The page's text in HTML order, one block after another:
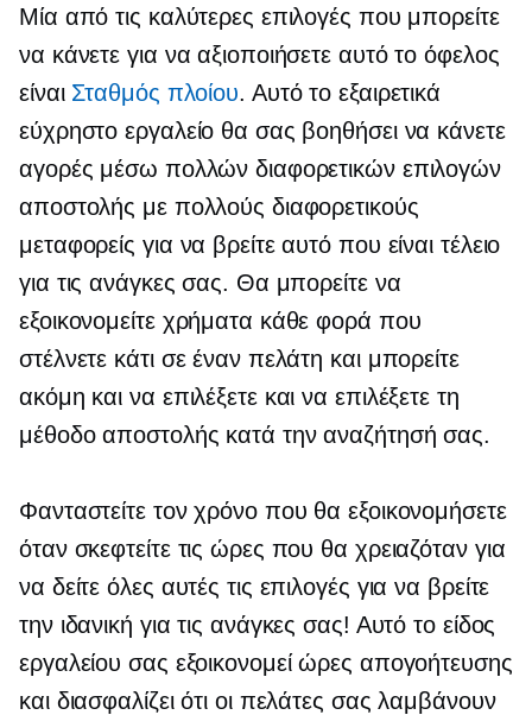
Μία από τις καλύτερες επιλογές που μπορείτε
να κάνετε για να αξιοποιήσετε αυτό το όφελος
είναι Σταθμός πλοίου. Αυτό το εξαιρετικά
εύχρηστο εργαλείο θα σας βοηθήσει να κάνετε
αγορές μέσω πολλών διαφορετικών επιλογών
αποστολής με πολλούς διαφορετικούς
μεταφορείς για να βρείτε αυτό που είναι τέλειο
για τις ανάγκες σας. Θα μπορείτε να
εξοικονομείτε χρήματα κάθε φορά που
στέλνετε κάτι σε έναν πελάτη και μπορείτε
ακόμη και να επιλέξετε και να επιλέξετε τη
μέθοδο αποστολής κατά την αναζήτησή σας.
Φανταστείτε τον χρόνο που θα εξοικονομήσετε
όταν σκεφτείτε τις ώρες που θα χρειαζόταν για
να δείτε όλες αυτές τις επιλογές για να βρείτε
την ιδανική για τις ανάγκες σας! Αυτό το είδος
εργαλείου σας εξοικονομεί ώρες απογοήτευσης
και διασφαλίζει ότι οι πελάτες σας λαμβάνουν